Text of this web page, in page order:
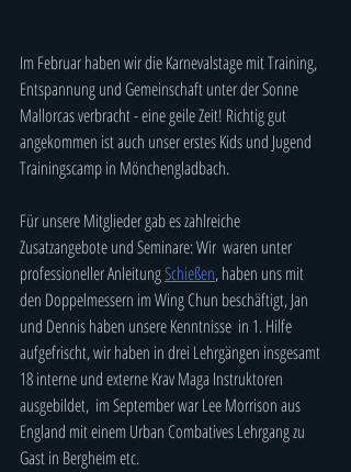
Im Februar haben wir die Karnevalstage mit Training,
Entspannung und Gemeinschaft unter der Sonne
Mallorcas verbracht - eine geile Zeit! Richtig gut
angekommen ist auch unser erstes Kids und Jugend
Trainingscamp in Mönchengladbach.
Für unsere Mitglieder gab es zahlreiche
Zusatzangebote und Seminare: Wir  waren unter
professioneller Anleitung Schießen, haben uns mit
den Doppelmessern im Wing Chun beschäftigt, Jan
und Dennis haben unsere Kenntnisse  in 1. Hilfe
aufgefrischt, wir haben in drei Lehrgängen insgesamt
18 interne und externe Krav Maga Instruktoren
ausgebildet,  im September war Lee Morrison aus
England mit einem Urban Combatives Lehrgang zu
Gast in Bergheim etc.